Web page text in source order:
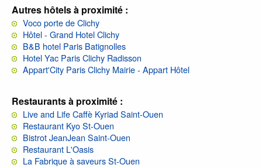
Autres hôtels à proximité :
Voco porte de Clichy
Hôtel - Grand Hotel Clichy
B&B hotel Paris Batignolles
Hotel Yac Paris Clichy Radisson
Appart'City Paris Clichy Mairie - Appart Hôtel
Restaurants à proximité :
Live and Life Caffè Kyriad Saint-Ouen
Restaurant Kyo St-Ouen
Bistrot JeanJean Saint-Ouen
Restaurant L'Oasis
La Fabrique à saveurs St-Ouen